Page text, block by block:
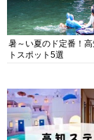
暑～い夏のド定番！
トスポット5選